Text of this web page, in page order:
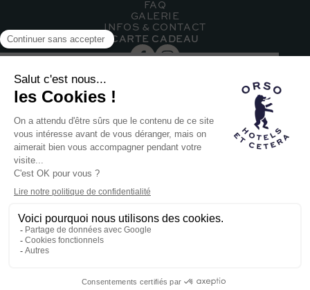
FAQ
GALERIE
INFOS & CONTACT
CARTE CADEAU
INSCRIVEZ-VOUS À NOTRE NEWSLETTER
Hôtel membre de la
NOS AUTRES HÔTELS
RECRUTEMENT
HÔTEL DOISY © 2023
POLITIQUE DE CONFIDENTIALITÉ